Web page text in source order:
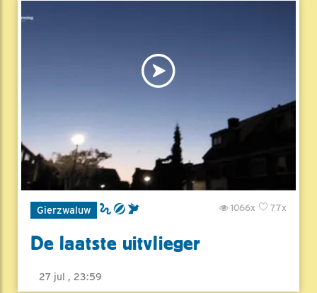
Gierzwaluw 77x
1066x
De laatste uitvlieger
27 jul , 23:59